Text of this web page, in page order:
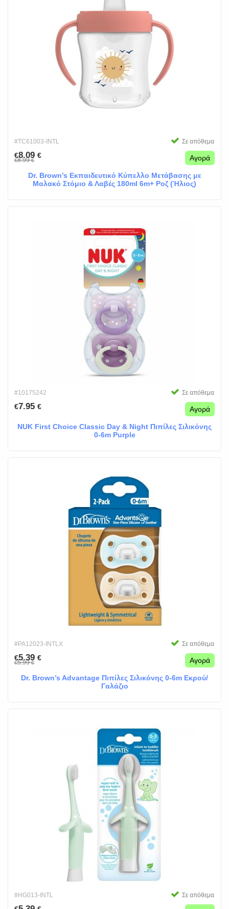
#TC61003-INTL Σε απόθεμα
€8.09 €
€8.99€ Αγορά
Dr. Brown’s Εκπαιδευτικό Κύπελλο Μετάβασης με
Μαλακό Στόμιο & Λαβές 180ml 6m+ Ροζ (Ήλιος)
#10175242 Σε απόθεμα
€7.95 € Αγορά
NUK First Choice Classic Day & Night Πιπίλες Σιλικόνης
0-6m Purple
#PA12023-INTLX Σε απόθεμα
€5.39 €
€5.99€ Αγορά
Dr. Brown’s Advantage Πιπίλες Σιλικόνης 0-6m Εκρού/
Γαλάζιο
#HG013-INTL Σε απόθεμα